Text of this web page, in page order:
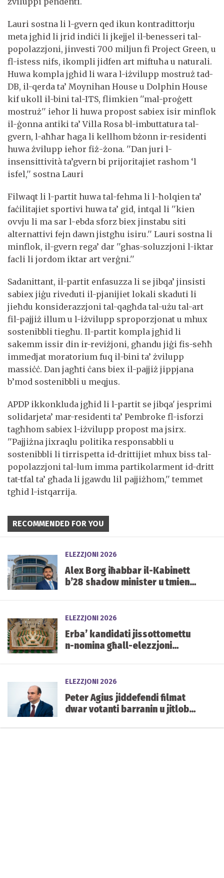
Lauri sostna li l-gvern qed ikun kontradittorju
meta jgħid li jrid indiċi li jkejjel il-benesseri tal-
popolazzjoni, jinvesti 700 miljun fi Project Green, u
fl-istess nifs, ikompli jidfen art miftuħa u naturali.
Huwa kompla jgħid li wara l-iżvilupp mostruż tad-
DB, il-qerda ta’ Moynihan House u Dolphin House
kif ukoll il-bini tal-ITS, flimkien ''mal-proġett
mostruż'' ieħor li huwa propost sabiex isir minflok
il-ġonna antiki ta’ Villa Rosa bl-imbuttatura tal-
gvern, l-aħħar ħaga li kellhom bżonn ir-residenti
huwa żvilupp ieħor fiż-żona. ''Dan juri l-
insensittività ta’gvern bi prijoritajiet rashom ‘l
isfel,'' sostna Lauri
Filwaqt li l-partit huwa tal-fehma li l-ħolqien ta’
faċilitajiet sportivi huwa ta’ gid, intqal li ''kien
ovvju li ma sar l-ebda sforz biex jinstabu siti
alternattivi fejn dawn jistgħu isiru.'' Lauri sostna li
minflok, il-gvern rega’ dar ''ghas-soluzzjoni l-iktar
facli li jordom iktar art verġni.''
Sadanittant, il-partit enfasuzza li se jibqa’ jinsisti
sabiex jiġu riveduti il-pjanijiet lokali skaduti li
jieħdu konsiderazzjoni tal-qagħda tal-użu tal-art
fil-pajjiż illum u l-iżvilupp sproporzjonat u mhux
sostenibbli tiegħu. Il-partit kompla jgħid li
sakemm issir din ir-reviżjoni, għandu jiġi fis-seħħ
immedjat moratorium fuq il-bini ta’ żvilupp
massiċċ. Dan jagħti ċans biex il-pajjiż jippjana
b’mod sostenibbli u meqjus.
APDP ikkonkluda jgħid li l-partit se jibqa' jesprimi
solidarjeta’ mar-residenti ta’ Pembroke fl-isforzi
tagħhom sabiex l-iżvilupp propost ma jsirx.
''Pajjiżna jixraqlu politika responsabbli u
sostenibbli li tirrispetta id-drittijiet mhux biss tal-
popolazzjoni tal-lum imma partikolarment id-dritt
tat-tfal ta’ għada li jgawdu lil pajjiżhom,'' temmet
tgħid l-istqarrija.
RECOMMENDED FOR YOU
ELEZZJONI 2026
Alex Borg iħabbar il-Kabinett
b’28 shadow minister u tmien
ELEZZJONI 2026
Erba’ kandidati jissottomettu
n-nomina għall-elezzjoni
ELEZZJONI 2026
Peter Agius jiddefendi filmat
dwar votanti barranin u jitlob